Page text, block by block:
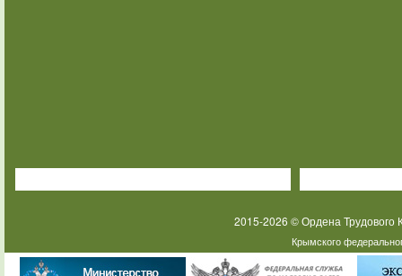
2015-2026 © Ордена
Крымского